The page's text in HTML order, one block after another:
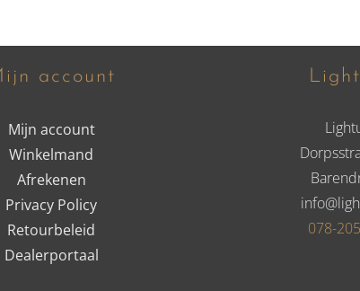
account
Mijn account
Winkelmand
Afrekenen
Privacy Policy
Retourbeleid
Dealerportaal
078-